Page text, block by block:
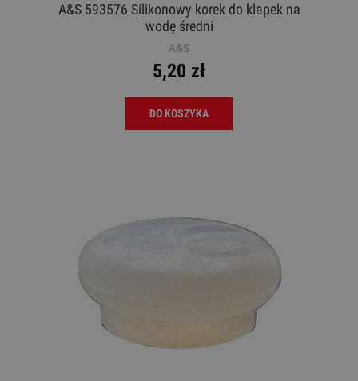
A&S 593576 Silikonowy korek do klapek na
wodę średni
A&S
5,20 zł
DO KOSZYKA